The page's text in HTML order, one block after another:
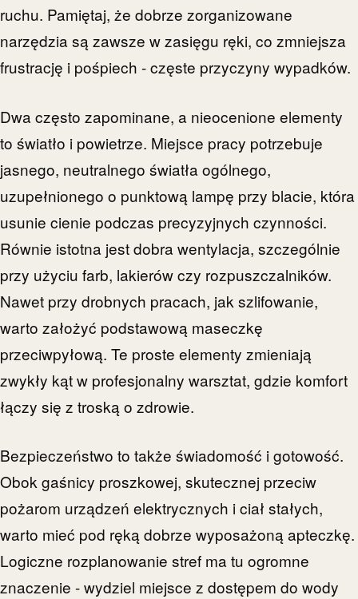
ruchu. Pamiętaj, że dobrze zorganizowane
narzędzia są zawsze w zasięgu ręki, co zmniejsza
frustrację i pośpiech - częste przyczyny wypadków.
Dwa często zapominane, a nieocenione elementy
to światło i powietrze. Miejsce pracy potrzebuje
jasnego, neutralnego światła ogólnego,
uzupełnionego o punktową lampę przy blacie, która
usunie cienie podczas precyzyjnych czynności.
Równie istotna jest dobra wentylacja, szczególnie
przy użyciu farb, lakierów czy rozpuszczalników.
Nawet przy drobnych pracach, jak szlifowanie,
warto założyć podstawową maseczkę
przeciwpyłową. Te proste elementy zmieniają
zwykły kąt w profesjonalny warsztat, gdzie komfort
łączy się z troską o zdrowie.
Bezpieczeństwo to także świadomość i gotowość.
Obok gaśnicy proszkowej, skutecznej przeciw
pożarom urządzeń elektrycznych i ciał stałych,
warto mieć pod ręką dobrze wyposażoną apteczkę.
Logiczne rozplanowanie stref ma tu ogromne
znaczenie - wydziel miejsce z dostępem do wody